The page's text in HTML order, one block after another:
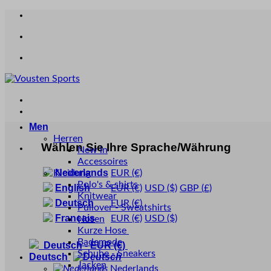
Zum
springen
Wählen Sie Ihre Sprache/Währung
Nederlands EUR (€)
English EUR (€) USD ($) GBP (£)
Deutsch EUR (€)
Français EUR (€) USD ($)
Deutsch-EUR (€)
Deutsch
Nederlands
Men
Herren
New in
Accessoires
Kleidung
Polo's & shirts
Knitwear
Pullover - Sweatshirts
Hosen
Kurze Hose
Bademode
Schuhe - Sneakers
Jacken